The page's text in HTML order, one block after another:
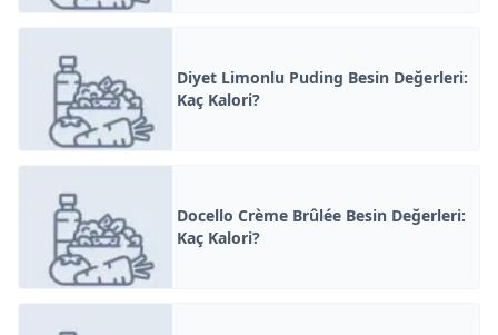
Diyet Limonlu Puding Besin Değerleri:
Kaç Kalori?
Docello Crème Brûlée Besin Değerleri:
Kaç Kalori?